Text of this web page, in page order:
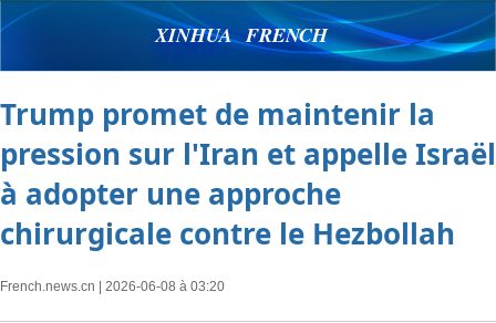
XINHUA FRENCH
Trump promet de maintenir la
pression sur l'Iran et appelle Israël
à adopter une approche
chirurgicale contre le Hezbollah
French.news.cn | 2026-06-08 à 03:20